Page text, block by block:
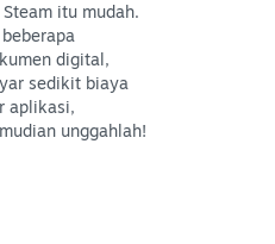
Steam itu mudah.
digital,
sedikit biaya
aplikasi,
unggahlah!